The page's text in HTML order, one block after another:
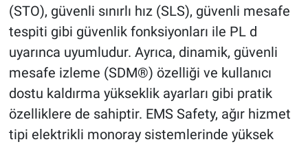
(STO), güvenli sınırlı hız (SLS), güvenli mesafe
tespiti gibi güvenlik fonksiyonları ile PL d
uyarınca uyumludur. Ayrıca, dinamik, güvenli
mesafe izleme (SDM®) özelliği ve kullanıcı
dostu kaldırma yükseklik ayarları gibi pratik
özelliklere de sahiptir. EMS Safety, ağır hizmet
tipi elektrikli monoray sistemlerinde yüksek